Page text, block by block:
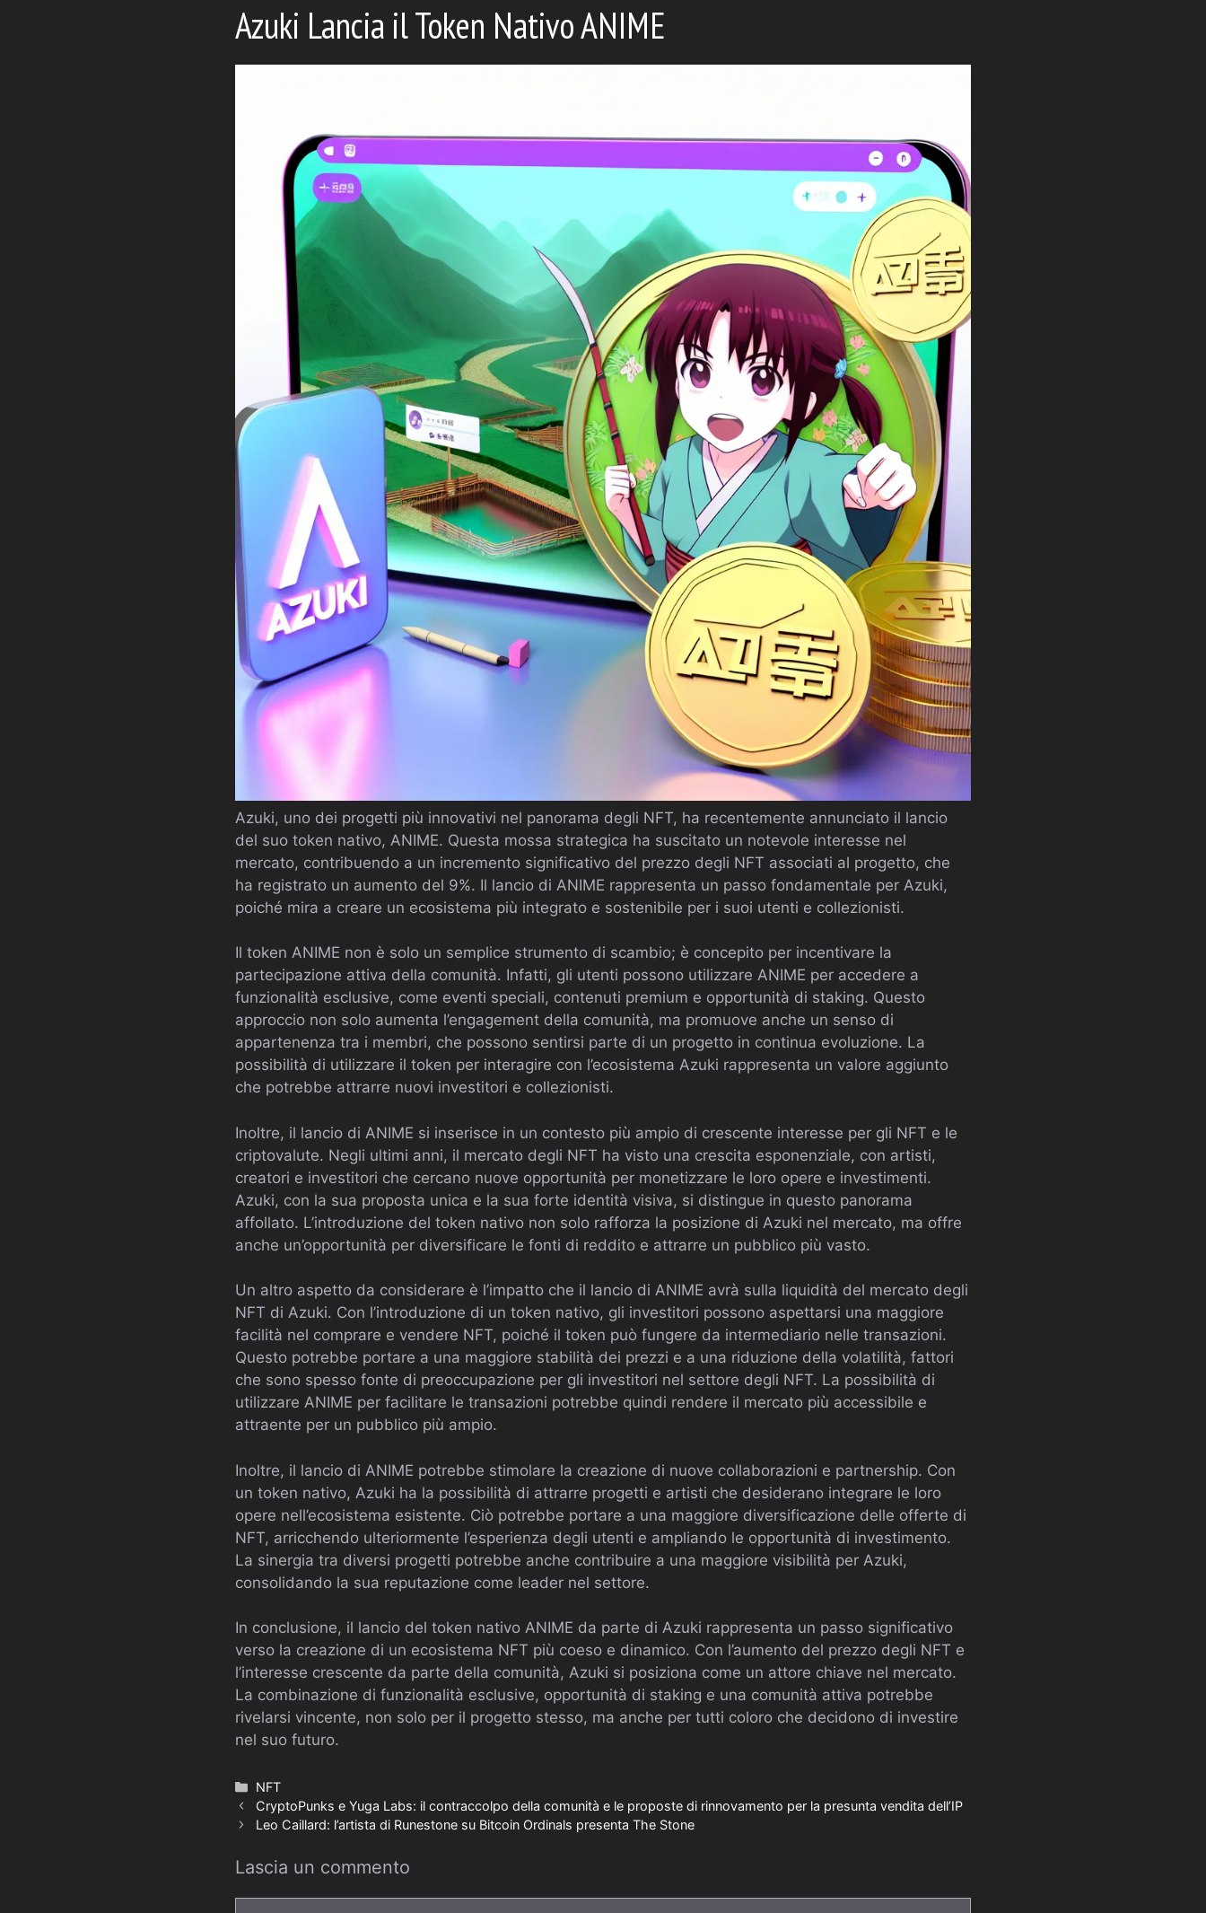
Azuki Lancia il Token Nativo ANIME
Azuki, uno dei progetti più innovativi nel panorama degli NFT, ha recentemente annunciato il lancio
del suo token nativo, ANIME. Questa mossa strategica ha suscitato un notevole interesse nel
mercato, contribuendo a un incremento significativo del prezzo degli NFT associati al progetto, che
ha registrato un aumento del 9%. Il lancio di ANIME rappresenta un passo fondamentale per Azuki,
poiché mira a creare un ecosistema più integrato e sostenibile per i suoi utenti e collezionisti.
Il token ANIME non è solo un semplice strumento di scambio; è concepito per incentivare la
partecipazione attiva della comunità. Infatti, gli utenti possono utilizzare ANIME per accedere a
funzionalità esclusive, come eventi speciali, contenuti premium e opportunità di staking. Questo
approccio non solo aumenta l’engagement della comunità, ma promuove anche un senso di
appartenenza tra i membri, che possono sentirsi parte di un progetto in continua evoluzione. La
possibilità di utilizzare il token per interagire con l’ecosistema Azuki rappresenta un valore aggiunto
che potrebbe attrarre nuovi investitori e collezionisti.
Inoltre, il lancio di ANIME si inserisce in un contesto più ampio di crescente interesse per gli NFT e le
criptovalute. Negli ultimi anni, il mercato degli NFT ha visto una crescita esponenziale, con artisti,
creatori e investitori che cercano nuove opportunità per monetizzare le loro opere e investimenti.
Azuki, con la sua proposta unica e la sua forte identità visiva, si distingue in questo panorama
affollato. L’introduzione del token nativo non solo rafforza la posizione di Azuki nel mercato, ma offre
anche un’opportunità per diversificare le fonti di reddito e attrarre un pubblico più vasto.
Un altro aspetto da considerare è l’impatto che il lancio di ANIME avrà sulla liquidità del mercato degli
NFT di Azuki. Con l’introduzione di un token nativo, gli investitori possono aspettarsi una maggiore
facilità nel comprare e vendere NFT, poiché il token può fungere da intermediario nelle transazioni.
Questo potrebbe portare a una maggiore stabilità dei prezzi e a una riduzione della volatilità, fattori
che sono spesso fonte di preoccupazione per gli investitori nel settore degli NFT. La possibilità di
utilizzare ANIME per facilitare le transazioni potrebbe quindi rendere il mercato più accessibile e
attraente per un pubblico più ampio.
Inoltre, il lancio di ANIME potrebbe stimolare la creazione di nuove collaborazioni e partnership. Con
un token nativo, Azuki ha la possibilità di attrarre progetti e artisti che desiderano integrare le loro
opere nell’ecosistema esistente. Ciò potrebbe portare a una maggiore diversificazione delle offerte di
NFT, arricchendo ulteriormente l’esperienza degli utenti e ampliando le opportunità di investimento.
La sinergia tra diversi progetti potrebbe anche contribuire a una maggiore visibilità per Azuki,
consolidando la sua reputazione come leader nel settore.
In conclusione, il lancio del token nativo ANIME da parte di Azuki rappresenta un passo significativo
verso la creazione di un ecosistema NFT più coeso e dinamico. Con l’aumento del prezzo degli NFT e
l’interesse crescente da parte della comunità, Azuki si posiziona come un attore chiave nel mercato.
La combinazione di funzionalità esclusive, opportunità di staking e una comunità attiva potrebbe
rivelarsi vincente, non solo per il progetto stesso, ma anche per tutti coloro che decidono di investire
nel suo futuro.
Categorie
NFT
CryptoPunks e Yuga Labs: il contraccolpo della comunità e le proposte di rinnovamento per la presunta vendita dell’IP
Leo Caillard: l’artista di Runestone su Bitcoin Ordinals presenta The Stone
Lascia un commento